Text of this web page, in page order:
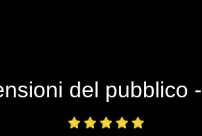
del pubblico -